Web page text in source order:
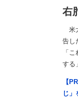
右
米
告し
「
する
【
じ」